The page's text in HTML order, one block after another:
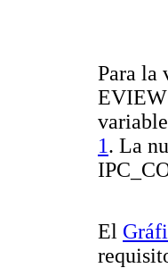
Para la
1. La
El